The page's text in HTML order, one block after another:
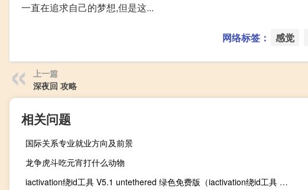
一直在追求自己的梦想,但是这...
网络标签： 感觉
上一篇
深夜回 攻略
相关问题
国际关系专业就业方向及前景
龙争虎斗吃元宵打什么动物
iactivation绕id工具 V5.1 untethered 绿色免费版（iactivation绕id工具 V5.1 untethered 绿色免费版功能简介）